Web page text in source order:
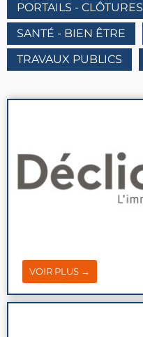
PORTAILS - CLÔTURES
SANTÉ - BIEN ÊTRE
TRAVAUX PUBLICS
VOIR PLUS →